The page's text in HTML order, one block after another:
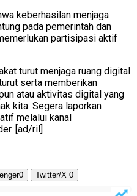
keberhasilan menjaga
pada pemerintah dan
partisipasi aktif
turut menjaga ruang digital
serta memberikan
atau aktivitas digital yang
kita. Segera laporkan
melalui kanal
[ad/ril]
0 Twitter/X 0